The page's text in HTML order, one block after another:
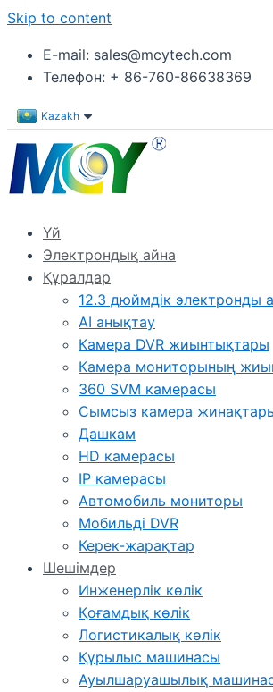
Skip to content
E-mail: sales@mcytech.com
Телефон: + 86-760-86638369
Kazakh
Үй
Электрондық айна
Құралдар
12.3 дюймдік электронды
AI анықтау
Камера DVR жиынтықтары
Камера мониторының
360 SVM камерасы
Сымсыз камера
Дашкам
HD камерасы
IP камерасы
Автомобиль мониторы
Мобильді DVR
Керек-жарақтар
Шешімдер
Инженерлік көлік
Қоғамдық көлік
Логистикалық көлік
Құрылыс машинасы
Ауылшаруашылық